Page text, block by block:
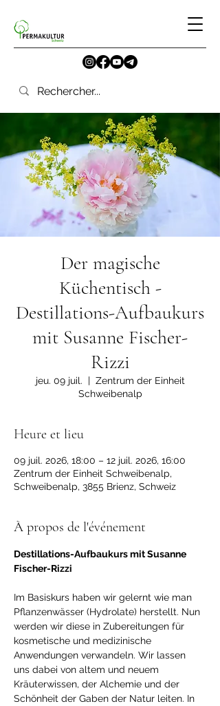
Der magische
Küchentisch -
Destillations-Aufbaukurs
mit Susanne Fischer-
Rizzi
jeu. 09 juil.
  |
Zentrum der Einheit
Schweibenalp
Heure et lieu
09 juil. 2026, 18:00 – 12 juil. 2026, 16:00
Zentrum der Einheit Schweibenalp,
Schweibenalp, 3855 Brienz, Schweiz
À propos de l'événement
Destillations-Aufbaukurs mit Susanne
Fischer-Rizzi
Im Basiskurs haben wir gelernt wie man
Pflanzenwässer (Hydrolate) herstellt. Nun
werden wir diese in Zubereitungen für
kosmetische und medizinische
Anwendungen verwandeln. Wir lassen
uns dabei von altem und neuem
Kräuterwissen, der Alchemie und der
Schönheit der Gaben der Natur leiten. In